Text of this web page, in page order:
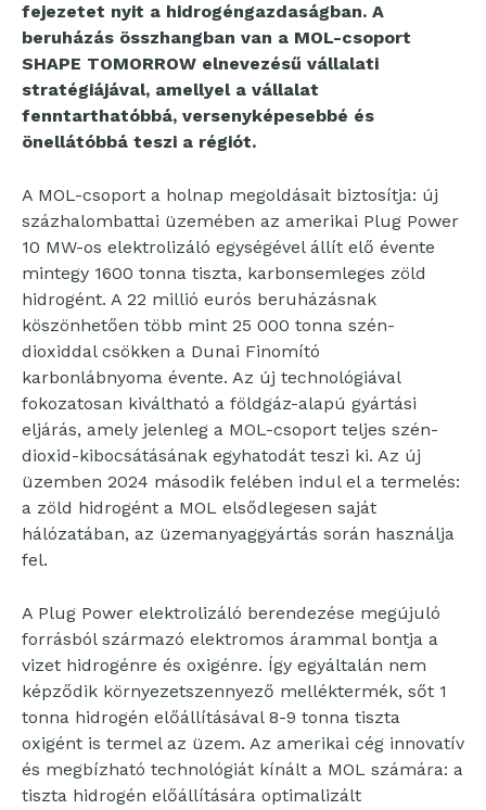
fejezetet nyit a hidrogéngazdaságban. A
beruházás összhangban van a MOL-csoport
SHAPE TOMORROW elnevezésű vállalati
stratégiájával, amellyel a vállalat
fenntarthatóbbá, versenyképesebbé és
önellátóbbá teszi a régiót.
A MOL-csoport a holnap megoldásait biztosítja: új
százhalombattai üzemében az amerikai Plug Power
10 MW-os elektrolizáló egységével állít elő évente
mintegy 1600 tonna tiszta, karbonsemleges zöld
hidrogént. A 22 millió eurós beruházásnak
köszönhetően több mint 25 000 tonna szén-
dioxiddal csökken a Dunai Finomító
karbonlábnyoma évente. Az új technológiával
fokozatosan kiváltható a földgáz-alapú gyártási
eljárás, amely jelenleg a MOL-csoport teljes szén-
dioxid-kibocsátásának egyhatodát teszi ki. Az új
üzemben 2024 második felében indul el a termelés:
a zöld hidrogént a MOL elsődlegesen saját
hálózatában, az üzemanyaggyártás során használja
fel.
A Plug Power elektrolizáló berendezése megújuló
forrásból származó elektromos árammal bontja a
vizet hidrogénre és oxigénre. Így egyáltalán nem
képződik környezetszennyező melléktermék, sőt 1
tonna hidrogén előállításával 8-9 tonna tiszta
oxigént is termel az üzem. Az amerikai cég innovatív
és megbízható technológiát kínált a MOL számára: a
tiszta hidrogén előállítására optimalizált